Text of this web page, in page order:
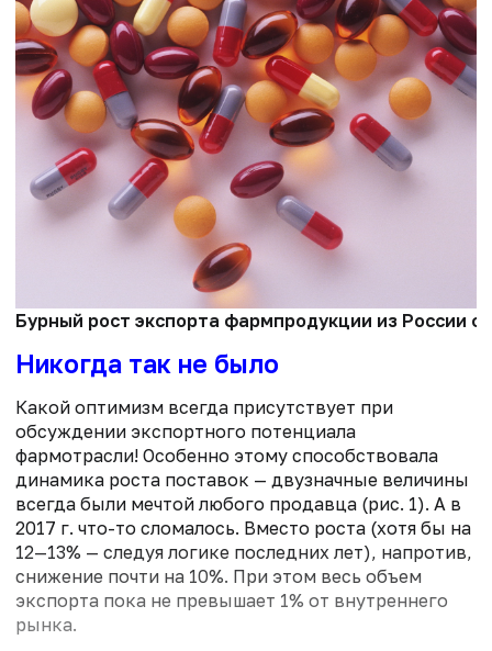
Бурный рост экспорта фармпродукции из России
Никогда так не было
Какой оптимизм всегда присутствует при
обсуждении экспортного потенциала
фармотрасли! Особенно этому способствовала
динамика роста поставок — двузначные величины
всегда были мечтой любого продавца (рис. 1). А в
2017 г. что-то сломалось. Вместо роста (хотя бы на
12—13% — следуя логике последних лет), напротив,
снижение почти на 10%. При этом весь объем
экспорта пока не превышает 1% от внутреннего
рынка.